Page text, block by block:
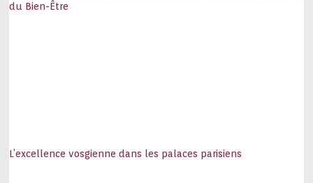
du Bien-Être
L’excellence vosgienne dans les palaces parisiens